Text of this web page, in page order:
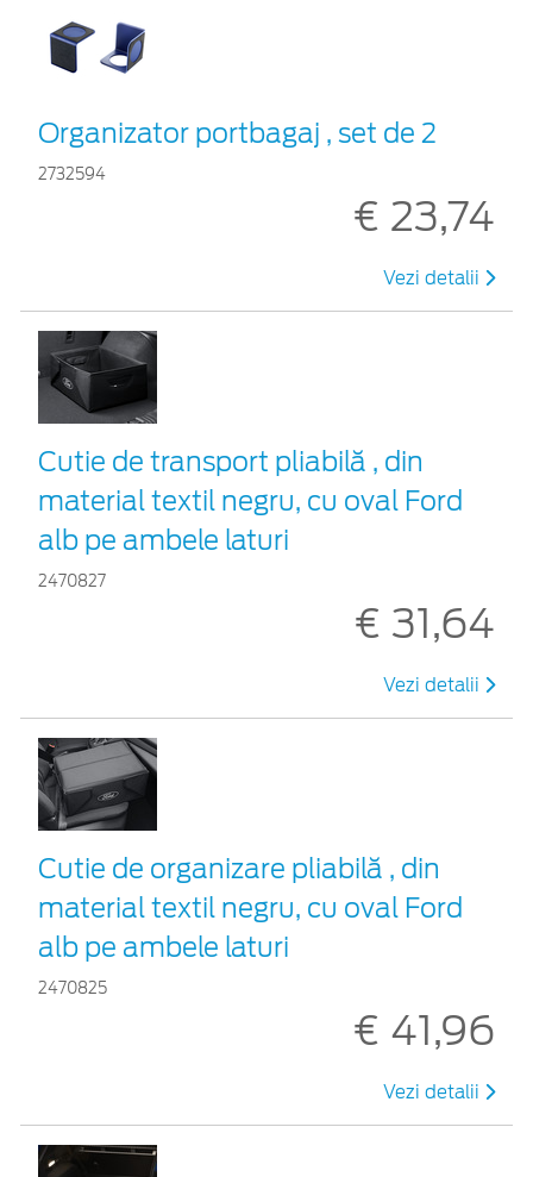
Organizator portbagaj , set de 2
2732594
€ 23,74
Vezi detalii
Cutie de transport pliabilă , din
material textil negru, cu oval Ford
alb pe ambele laturi
2470827
€ 31,64
Vezi detalii
Cutie de organizare pliabilă , din
material textil negru, cu oval Ford
alb pe ambele laturi
2470825
€ 41,96
Vezi detalii